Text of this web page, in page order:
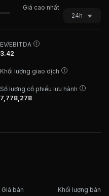
Giá cao nhất
24h
EV/EBITDA
3.42
Khối lượng giao dịch
Số lượng cổ phiếu lưu hành
7,778,278
Giá bán Khối lượng bán